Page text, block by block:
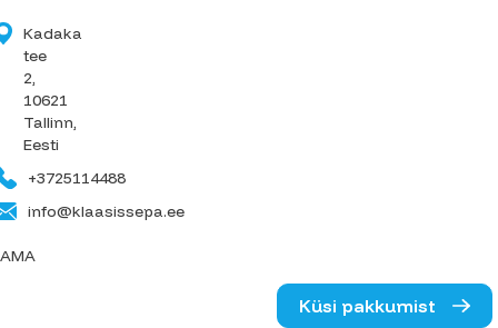
Küsi pakkumist
Kadaka
tee
2,
10621
Tallinn,
Eesti
+3725114488
info@klaasissepa.ee
AMA